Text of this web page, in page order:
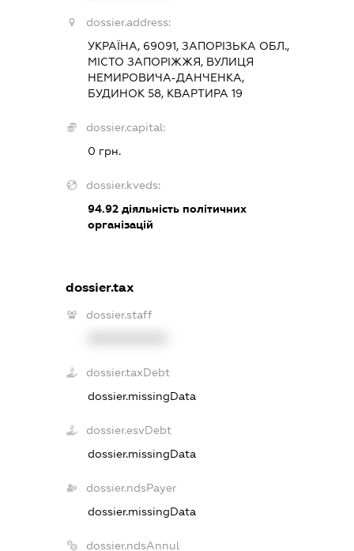
dossier.address:
УКРАЇНА, 69091, ЗАПОРІЗЬКА ОБЛ.,
МІСТО ЗАПОРІЖЖЯ, ВУЛИЦЯ
НЕМИРОВИЧА-ДАНЧЕНКА,
БУДИНОК 58, КВАРТИРА 19
dossier.capital:
0 грн.
dossier.kveds:
94.92діяльність політичних
організацій
dossier.tax
dossier.staff
dossier.taxDebt
dossier.missingData
dossier.esvDebt
dossier.missingData
dossier.ndsPayer
dossier.missingData
dossier.ndsAnnul